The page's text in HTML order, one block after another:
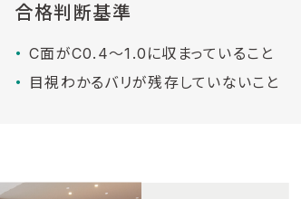
合格判断基準
C面がC0.4～1.0に収まっていること
目視わかるバリが残存していないこと